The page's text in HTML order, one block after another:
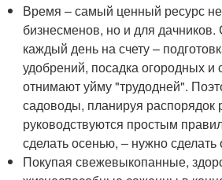
Время – самый ценный ресурс не
бизнесменов, но и для дачников.
каждый день на счету –
удобрений, посадка огородных и
отнимают уйму "трудодней".
садоводы, планируя распорядок
руководствуются простым
сделать осенью, – нужно сделать
Покупая свежевыкопанные,